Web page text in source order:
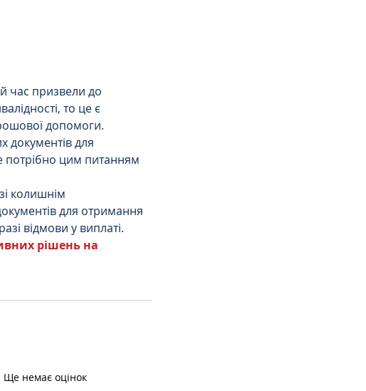
час призвели до
то це є
допомоги.
документів для
потрібно цим питанням
колишнім
для отримання
відмови у виплаті.
рішень на
Ще немає оцінок